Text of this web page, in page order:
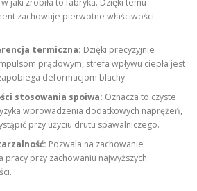
jaki zrobiła to fabryka. Dzięki temu
zachowuje pierwotne właściwości
termiczna: Dzięki precyzyjnie
prądowym, strefa wpływu ciepła jest
deformacjom blachy.
stosowania spoiwa: Oznacza to czyste
wprowadzenia dodatkowych naprężeń,
przy użyciu drutu spawalniczego.
Pozwala na zachowanie
przy zachowaniu najwyższych